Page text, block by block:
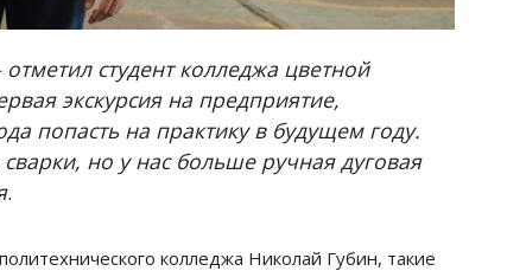
студент колледжа цветной
экскурсия на предприятие,
попасть на практику в будущем году.
но у нас больше ручная дуговая
.
колледжа Николай Губин, такие